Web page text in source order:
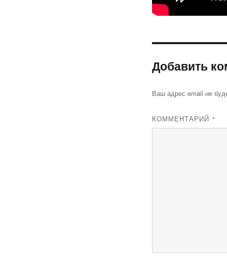
Добавить
Ваш адрес email не
КОММЕНТАРИЙ *